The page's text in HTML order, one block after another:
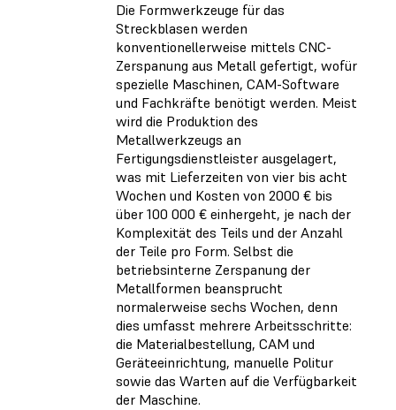
Die Formwerkzeuge für das
Streckblasen werden
konventionellerweise mittels CNC-
Zerspanung aus Metall gefertigt, wofür
spezielle Maschinen, CAM-Software
und Fachkräfte benötigt werden. Meist
wird die Produktion des
Metallwerkzeugs an
Fertigungsdienstleister ausgelagert,
was mit Lieferzeiten von vier bis acht
Wochen und Kosten von 2000 € bis
über 100 000 € einhergeht, je nach der
Komplexität des Teils und der Anzahl
der Teile pro Form. Selbst die
betriebsinterne Zerspanung der
Metallformen beansprucht
normalerweise sechs Wochen, denn
dies umfasst mehrere Arbeitsschritte:
die Materialbestellung, CAM und
Geräteeinrichtung, manuelle Politur
sowie das Warten auf die Verfügbarkeit
der Maschine.